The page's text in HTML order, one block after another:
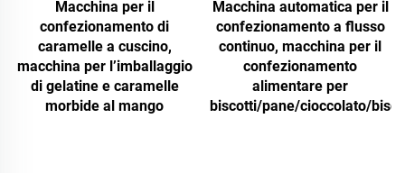
Macchina per il
confezionamento di
caramelle a cuscino,
macchina per l’imballaggio
di gelatine e caramelle
morbide al mango
Macchina automatica per il
confezionamento a flusso
continuo, macchina per il
confezionamento
alimentare per
biscotti/pane/cioccolato/